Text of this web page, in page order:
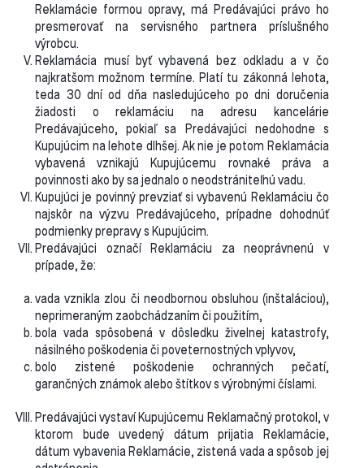
Reklamácie formou opravy, má Predávajúci právo ho
presmerovať na servisného partnera príslušného
výrobcu.
Reklamácia musí byť vybavená bez odkladu a v čo
najkratšom možnom termíne. Platí tu zákonná lehota,
teda 30 dní od dňa nasledujúceho po dni doručenia
žiadosti o reklamáciu na adresu kancelárie
Predávajúceho, pokiaľ sa Predávajúci nedohodne s
Kupujúcim na lehote dlhšej. Ak nie je potom Reklamácia
vybavená vznikajú Kupujúcemu rovnaké práva a
povinnosti ako by sa jednalo o neodstrániteľnú vadu.
Kupujúci je povinný prevziať si vybavenú Reklamáciu čo
najskôr na výzvu Predávajúceho, prípadne dohodnúť
podmienky prepravy s Kupujúcim.
Predávajúci označí Reklamáciu za neoprávnenú v
prípade, že:
vada vznikla zlou či neodbornou obsluhou (inštaláciou),
neprimeraným zaobchádzaním či použitím,
bola vada spôsobená v dôsledku živelnej katastrofy,
násilného poškodenia či poveternostných vplyvov,
bolo zistené poškodenie ochranných pečatí,
garančných známok alebo štítkov s výrobnými číslami.
Predávajúci vystaví Kupujúcemu Reklamačný protokol, v
ktorom bude uvedený dátum prijatia Reklamácie,
dátum vybavenia Reklamácie, zistená vada a spôsob jej